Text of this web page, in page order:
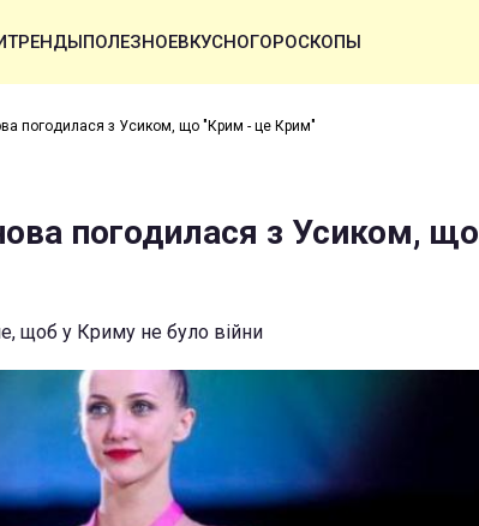
ТРЕНДЫПОЛЕЗНОЕВКУСНОГОРОСКОПЫ
погодилася з Усиком, що "Крим - це Крим"
погодилася з Усиком, що
щоб у Криму не було війни